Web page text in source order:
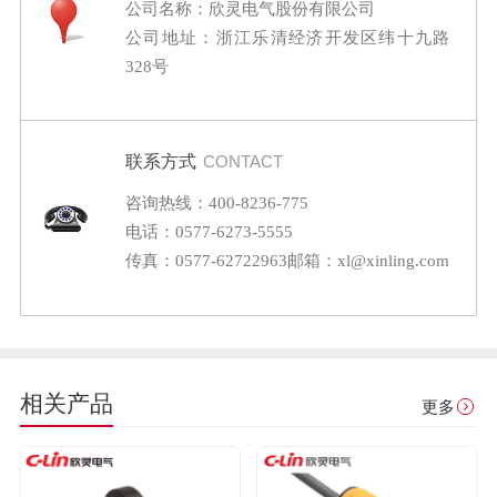
公司名称：欣灵电气股份有限公司
公司地址：浙江乐清经济开发区纬十九路
328号
联系方式 CONTACT
咨询热线：400-8236-775
电话：0577-6273-5555
传真：0577-62722963邮箱：xl@xinling.com
相关产品 更多